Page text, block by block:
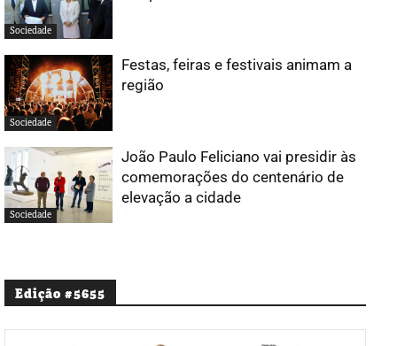
Sociedade
Sociedade
Festas, feiras e festivais animam a
região
Sociedade
João Paulo Feliciano vai presidir às
comemorações do centenário de
elevação a cidade
Edição #5655